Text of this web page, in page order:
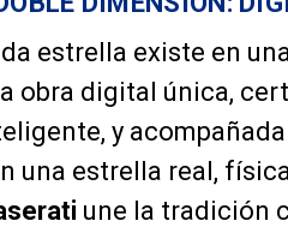
estrella existe en
obra digital única,
y
una estrella real,
une la tradición